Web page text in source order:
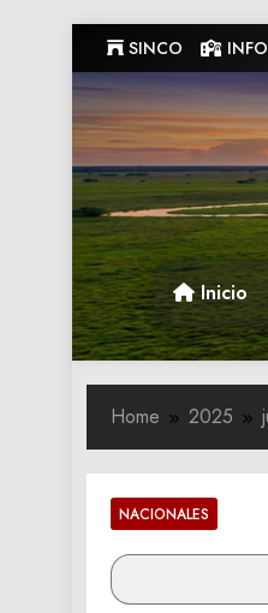
to
content
SINCO
Gobernacion de
Inicio
Home 2025
NACIONALES